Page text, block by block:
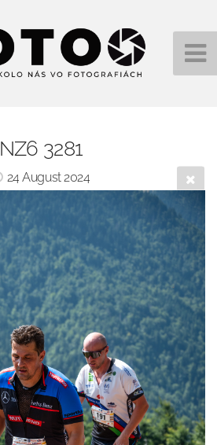
NZ6 3281
24 August 2024